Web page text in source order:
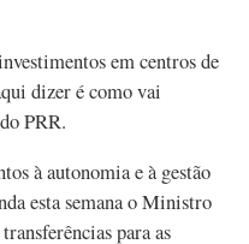
em centros de
dizer é como vai
PRR.
à autonomia e à gestão
esta semana o Ministro
para as